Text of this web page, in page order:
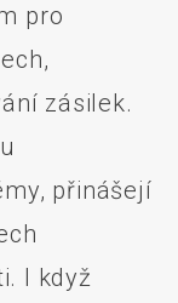
pro
zásilek.
přinášejí
I když